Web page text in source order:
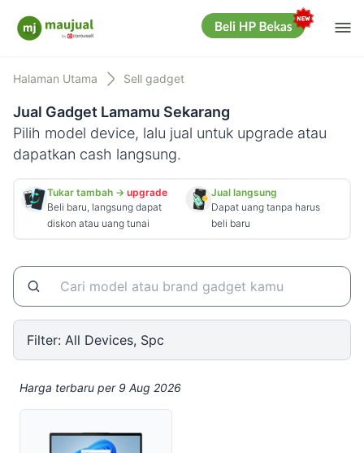
Maujual
Halaman Utama Sell gadget
Jual Gadget Lamamu Sekarang
Pilih model device, lalu jual untuk upgrade atau
dapatkan cash langsung.
Tukar tambah → upgrade
Beli baru, langsung dapat
diskon atau uang tunai
Jual langsung
Dapat uang tanpa harus
beli baru
Filter: All Devices, Spc
Harga terbaru per 9 Aug 2026